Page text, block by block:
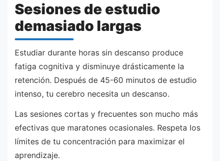
Sesiones de estudio
demasiado largas
Estudiar durante horas sin descanso produce
fatiga cognitiva y disminuye drásticamente la
retención. Después de 45-60 minutos de estudio
intenso, tu cerebro necesita un descanso.
Las sesiones cortas y frecuentes son mucho más
efectivas que maratones ocasionales. Respeta los
límites de tu concentración para maximizar el
aprendizaje.